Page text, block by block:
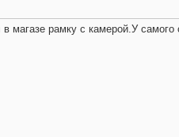
в магазе рамку с камерой.У